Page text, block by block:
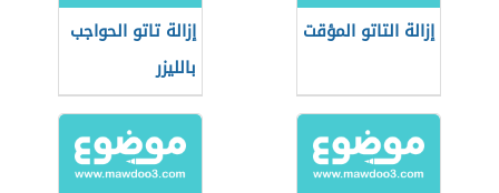
إزالة التاتو المؤقت
إزالة تاتو الحواجب
بالليزر